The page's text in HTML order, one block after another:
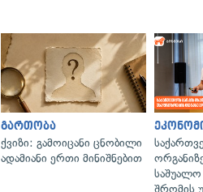
გართობა
ქვიზი: გამოიცანი ცნობილი
ადამიანი ერთი მინიშნებით
საშუალო